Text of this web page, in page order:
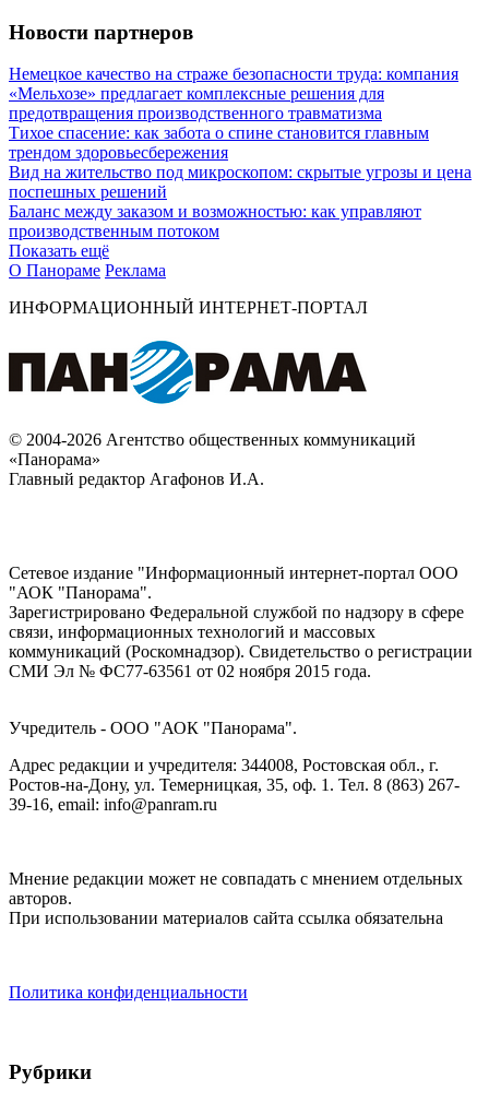
Новости партнеров
Немецкое качество на страже безопасности труда: компания
«Мельхозе» предлагает комплексные решения для
предотвращения производственного травматизма
Тихое спасение: как забота о спине становится главным
трендом здоровьесбережения
Вид на жительство под микроскопом: скрытые угрозы и цена
поспешных решений
Баланс между заказом и возможностью: как управляют
производственным потоком
Показать ещё
О Панораме Реклама
ИНФОРМАЦИОННЫЙ ИНТЕРНЕТ-ПОРТАЛ
© 2004-2026 Агентство общественных коммуникаций
«Панорама»
Главный редактор Агафонов И.А.
Сетевое издание "Информационный интернет-портал ООО
"АОК "Панорама".
Зарегистрировано Федеральной службой по надзору в сфере
связи, информационных технологий и массовых
коммуникаций (Роскомнадзор). Cвидетельство о регистрации
СМИ Эл № ФС77-63561 от 02 ноября 2015 года.
Учредитель - ООО "АОК "Панорама".
Адрес редакции и учредителя: 344008, Ростовская обл., г.
Ростов-на-Дону, ул. Темерницкая, 35, оф. 1. Тел. 8 (863) 267-
39-16, email: info@panram.ru
Мнение редакции может не совпадать с мнением отдельных
авторов.
При использовании материалов сайта ссылка обязательна
Политика конфиденциальности
Рубрики